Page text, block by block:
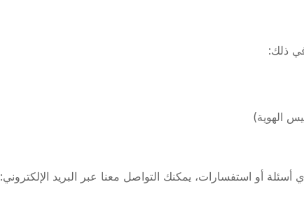
ذلك:
الهوية)
أسئلة أو استفسارات، يمكنك التواصل معنا عبر البريد الإلكتروني: